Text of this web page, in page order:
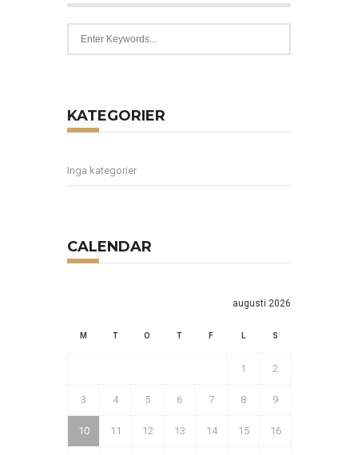
KATEGORIER
Inga kategorier
CALENDAR
augusti 2026
M T O T F L S
1 2
3 4 5 6 7 8 9
10 11 12 13 14 15 16